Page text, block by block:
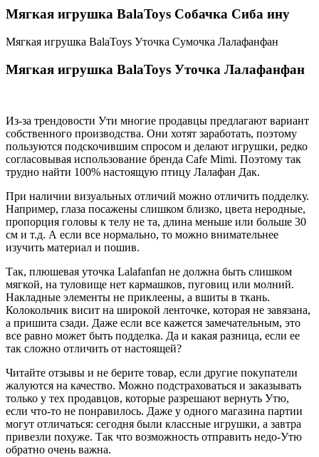
Мягкая игрушка BalaToys Собачка Сиба ину
Мягкая игрушка BalaToys Уточка Сумочка Лалафанфан
Мягкая игрушка BalaToys Уточка Лалафанфан
Из-за трендовости Ути многие продавцы предлагают вариант
собственного производства. Они хотят заработать, поэтому
пользуются подскочившим спросом и делают игрушки, редко
согласовывая использование бренда Cafe Mimi. Поэтому так
трудно найти 100% настоящую птицу Лалафан Дак.
При наличии визуальных отличий можно отличить подделку.
Например, глаза посажены слишком близко, цвета неродные,
пропорция головы к телу не та, длина меньше или больше 30
см и т.д. А если все нормально, то можно внимательнее
изучить материал и пошив.
Так, плюшевая уточка Lalafanfan не должна быть слишком
мягкой, на туловище нет кармашков, пуговиц или молний.
Накладные элементы не приклеены, а вшиты в ткань.
Колокольчик висит на широкой ленточке, которая не завязана,
а пришита сзади. Даже если все кажется замечательным, это
все равно может быть подделка. Да и какая разница, если ее
так сложно отличить от настоящей?
Читайте отзывы и не берите товар, если другие покупатели
жалуются на качество. Можно подстраховаться и заказывать
только у тех продавцов, которые разрешают вернуть Утю,
если что-то не понравилось. Даже у одного магазина партии
могут отличаться: сегодня были классные игрушки, а завтра
привезли похуже. Так что возможность отправить недо-Утю
обратно очень важна.